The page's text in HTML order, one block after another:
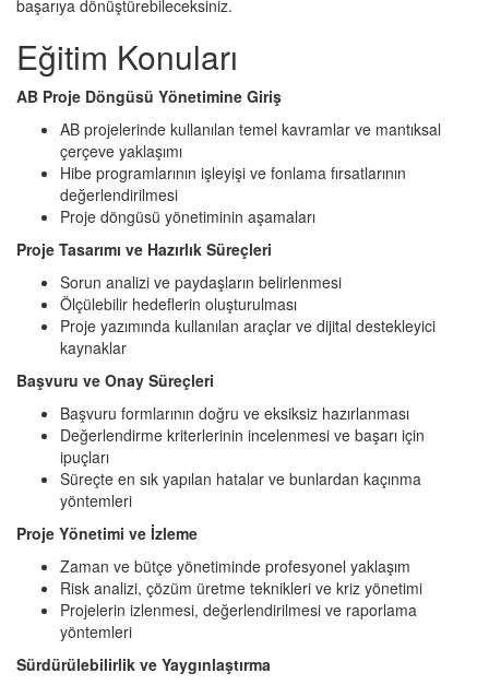
başarıya dönüştürebileceksiniz.
Eğitim Konuları
AB Proje Döngüsü Yönetimine Giriş
AB projelerinde kullanılan temel kavramlar ve mantıksal
çerçeve yaklaşımı
Hibe programlarının işleyişi ve fonlama fırsatlarının
değerlendirilmesi
Proje döngüsü yönetiminin aşamaları
Proje Tasarımı ve Hazırlık Süreçleri
Sorun analizi ve paydaşların belirlenmesi
Ölçülebilir hedeflerin oluşturulması
Proje yazımında kullanılan araçlar ve dijital destekleyici
kaynaklar
Başvuru ve Onay Süreçleri
Başvuru formlarının doğru ve eksiksiz hazırlanması
Değerlendirme kriterlerinin incelenmesi ve başarı için
ipuçları
Süreçte en sık yapılan hatalar ve bunlardan kaçınma
yöntemleri
Proje Yönetimi ve İzleme
Zaman ve bütçe yönetiminde profesyonel yaklaşım
Risk analizi, çözüm üretme teknikleri ve kriz yönetimi
Projelerin izlenmesi, değerlendirilmesi ve raporlama
yöntemleri
Sürdürülebilirlik ve Yaygınlaştırma